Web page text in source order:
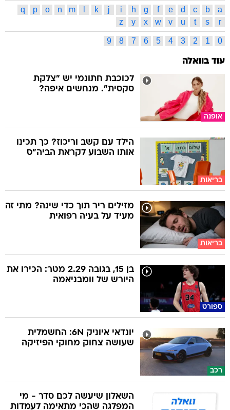
a
b
c
d
e
f
g
h
i
j
k
m
n
o
p
q
r
s
t
u
v
w
x
y
z
0
1
2
3
4
5
6
7
8
9
עוד בוואלה
אופנה
לכוכבת חתונמי יש "צלקת
סקסית". מנחשים איפה?
בריאות
הילד עם קשב וריכוז? כך תכינו
אותו השבוע לקראת הביה"ס
בריאות
מזילים ריר תוך כדי שינה? מתי זה
מעיד על בעיה רפואית
ספורט
בן 15, בגובה 2.29 מטר: הכירו את
היורש של וומבניאמה
רכב
יונדאי איוניק 6N: החשמלית
שעושה צחוק מחוקי הפיזיקה
השאלון שיעשה לכם סדר - מי
המפלגה שהכי מתאימה לעמדות